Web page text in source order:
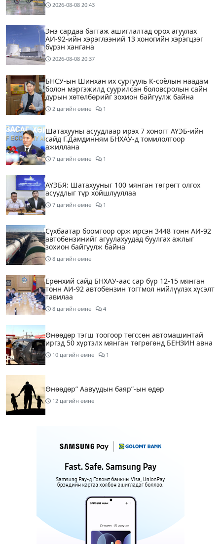
2026-08-08 20:43
Энэ сардаа багтаж ашиглалтад орох агуулах
АИ-92-ийн хэрэглээний 13 хоногийн хэрэгцээг
бүрэн хангана
2026-08-08 20:37
БНСУ-ын Шинхан их сургууль К-соёлын наадам
болон мэргэжилд суурилсан боловсролын сайн
дурын хөтөлбөрийг зохион байгуулж байна
2 цагийн өмнө 1
Шатахууны асуудлаар ирэх 7 хоногт АҮЭБ-ийн
сайд Г.Дамдинням БНХАУ-д томилолтоор
ажиллана
7 цагийн өмнө 1
АҮЭБЯ: Шатахууныг 100 мянган төгрөгт олгох
асуудлыг түр хойшлууллаа
7 цагийн өмнө 1
Сүхбаатар боомтоор орж ирсэн 3448 тонн АИ-92
автобензинийг агуулахуудад буулгах ажлыг
зохион байгуулж байна
8 цагийн өмнө
Ерөнхий сайд БНХАУ-аас сар бүр 12-15 мянган
тонн АИ-92 автобензин тогтмол нийлүүлэх хүсэлт
тавилаа
8 цагийн өмнө 4
Өнөөдөр тэгш тоогоор төгссөн автомашинтай
иргэд 50 хүртэлх мянган төгрөгөнд БЕНЗИН авна
10 цагийн өмнө 1
Өнөөдөр” Аавуудын баяр”-ын өдөр
12 цагийн өмнө
14 цагийн өмнө
МАРГААШ: Улаанбаатарт 31 хэм дулаан байна
1 өдрийн өмнө
Шатахуун дамлан борлуулсан хоёр зөрчлийг